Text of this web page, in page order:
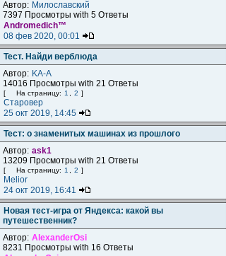
Автор: Милославский
7397 Просмотры with 5 Ответы
Andromedich™
08 фев 2020, 00:01
Тест. Найди верблюда
Автор: KA-A
14016 Просмотры with 21 Ответы
[ На страницу: 1 2 ]
Старовер
25 окт 2019, 14:45
Тест: о знаменитых машинах из прошлого
Автор: ask1
13209 Просмотры with 21 Ответы
[ На страницу: 1 2 ]
Melior
24 окт 2019, 16:41
Новая тест-игра от Яндекса: какой вы
путешественник?
Автор: AlexanderOsi
8231 Просмотры with 16 Ответы